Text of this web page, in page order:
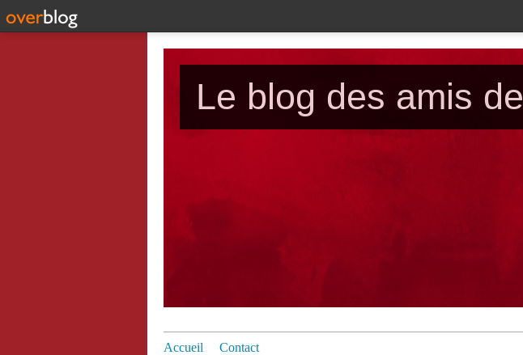
Le blog des amis
Accueil Contact